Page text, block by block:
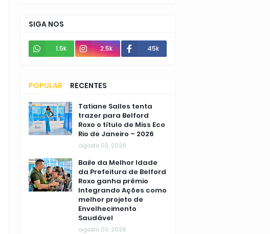
SIGA NOS
1.5k 2.5k 45k
POPULAR
RECENTES
COMENTÁRIOSTatiane Salles tenta
trazer para Belford
Roxo o título de Miss Eco
Rio de Janeiro – 2026
agosto 03, 2026
Baile da Melhor Idade
da Prefeitura de Belford
Roxo ganha prêmio
Integrando Ações como
melhor projeto de
Envelhecimento
Saudável
agosto 03, 2026